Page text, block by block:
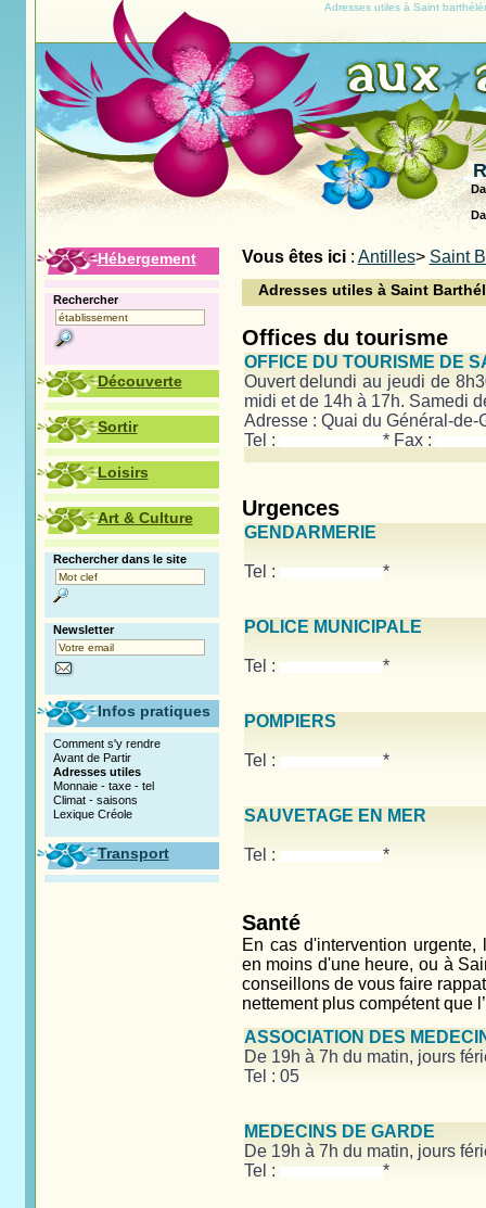
Adresses utiles à Saint
Vous êtes ici: Antilles> Saint
Adresses utiles à Saint
Offices du tourisme
OFFICE DU TOURISME DE
Ouvert delundi au jeudi de
midi et de 14h à 17h. Samedi
Adresse : Quai du Général-
Tel :
* Fax :
Urgences
GENDARMERIE
Tel : *
POLICE MUNICIPALE
Tel : *
POMPIERS
Tel : *
SAUVETAGE EN MER
Tel : *
Santé
En cas d'intervention
en moins d'une heure, ou à
conseillons de vous faire
nettement plus compétent que
ASSOCIATION DES
De 19h à 7h du matin, jours
Tel : 05
MEDECINS DE GARDE
De 19h à 7h du matin, jours
Tel :
*
Hébergement
Rechercher
Découverte
Sortir
Loisirs
Art & Culture
Rechercher dans le site
Newsletter
Infos pratiques
Comment s'y rendre
Avant de Partir
Adresses utiles
Monnaie - taxe - tel
Climat - saisons
Lexique Créole
Transport